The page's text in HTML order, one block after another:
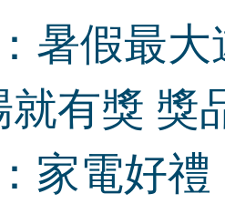
暑假最
就有獎 獎
家電好